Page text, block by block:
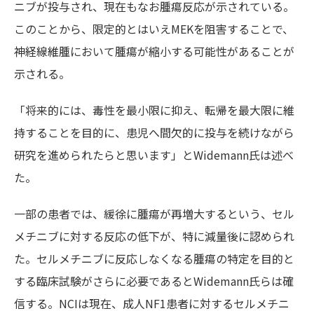
ニブが投与され、現在もなお腫瘍反応が示されている。
このことから、限定的とはいえMEKを阻害することで、
神経線維腫において腫瘍が縮小する可能性があることが
示される。
「将来的には、毒性を最小限に抑え、転帰を最大限に維
持することを目的に、患児へ間欠的に投与を続けながら
研究を進められたらと思います」とWidemann氏は述べ
た。
一部の患者では、緩徐に腫瘍が再増大するという、セル
メチニブに対する反応の低下が、特に減量後に認められ
た。セルメチニブに反応しなくなる腫瘍の特定を目的と
する臨床試験がさらに必要であるとWidemann氏らは確
信する。NCIは現在、成人NF1患者に対するセルメチニ